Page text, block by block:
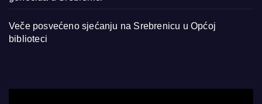
Veče posvećeno sjećanju na Srebrenicu u Općoj
biblioteci